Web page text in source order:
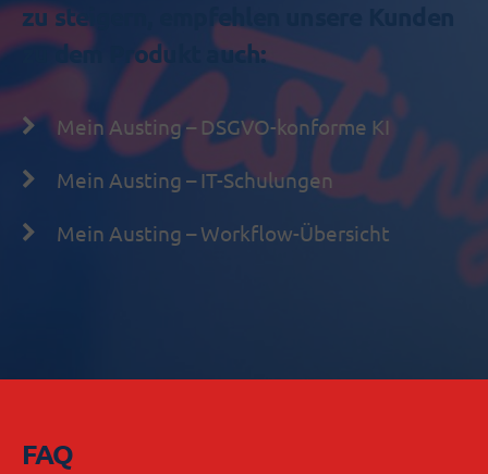
zu steigern, empfehlen unsere Kunden
zu dem Produkt auch:
Mein Austing – DSGVO-konforme KI
Mein Austing – IT-Schulungen
Mein Austing – Workflow-Übersicht
FAQ